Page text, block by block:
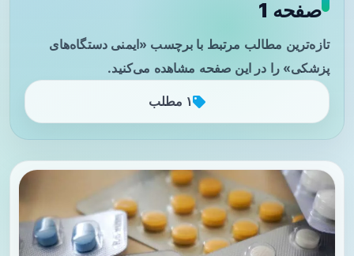
صفحه 1
تازه‌ترین مطالب مرتبط با برچسب «ایمنی دستگاه‌های
پزشکی» را در این صفحه مشاهده می‌کنید.
۱ مطلب